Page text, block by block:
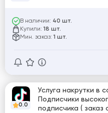
В наличии: 40 шт.
Купили: 18 шт.
Мин. заказ: 1 шт.
0.0
Услуга накрутки в
Подписчики
подписчика ( заказ